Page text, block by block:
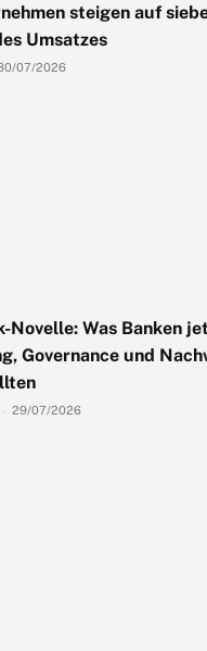
steigen auf
Umsatzes
07/2026
Novelle: Was Banken
Governance und
29/07/2026